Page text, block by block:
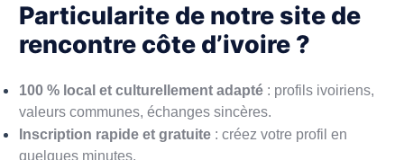
Particularite de notre site de
rencontre côte d’ivoire ?
100 % local et culturellement adapté : profils ivoiriens,
valeurs communes, échanges sincères.
Inscription rapide et gratuite : créez votre profil en
quelques minutes.